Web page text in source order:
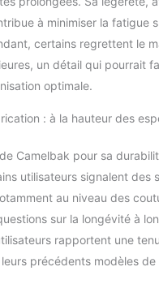
à minimiser la fatigue
certains regrettent le
un détail qui pourrait
optimale.
: à la hauteur des
Camelbak pour sa
utilisateurs signalent des
au niveau des
sur la longévité à
rapportent une
précédents modèles de